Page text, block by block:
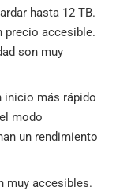
hasta 12 TB.
precio accesible.
son muy
inicio más rápido
modo
un rendimiento
muy accesibles.